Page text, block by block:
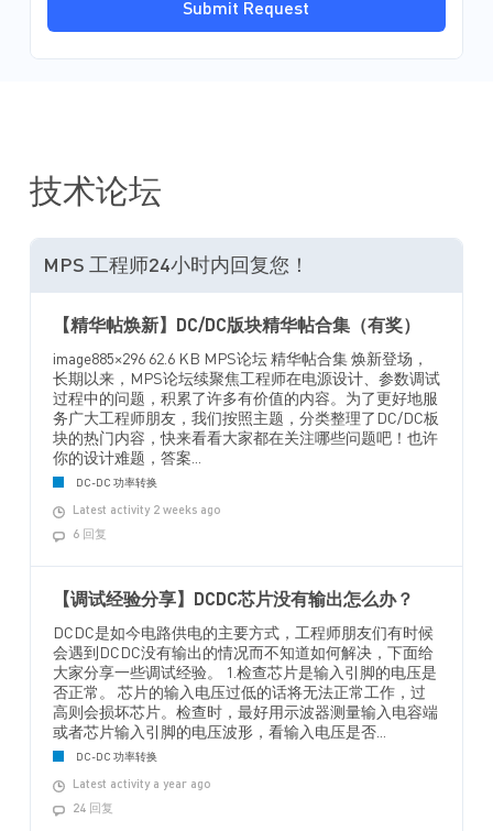
Submit Request
技术论坛
MPS 工程师24小时内回复您！
【精华帖焕新】DC/DC版块精华帖合集（有奖）
image885×296 62.6 KB MPS论坛 精华帖合集 焕新登场，
长期以来，MPS论坛续聚焦工程师在电源设计、参数调试
过程中的问题，积累了许多有价值的内容。为了更好地服
务广大工程师朋友，我们按照主题，分类整理了DC/DC板
块的热门内容，快来看看大家都在关注哪些问题吧！也许
你的设计难题，答案...
DC-DC 功率转换
Latest activity 2 weeks ago
6 回复
【调试经验分享】DCDC芯片没有输出怎么办？
DCDC是如今电路供电的主要方式，工程师朋友们有时候
会遇到DCDC没有输出的情况而不知道如何解决，下面给
大家分享一些调试经验。 1.检查芯片是输入引脚的电压是
否正常。 芯片的输入电压过低的话将无法正常工作，过
高则会损坏芯片。检查时，最好用示波器测量输入电容端
或者芯片输入引脚的电压波形，看输入电压是否...
DC-DC 功率转换
Latest activity a year ago
24 回复